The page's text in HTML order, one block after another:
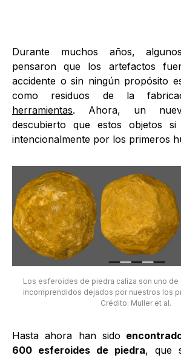
Durante muchos años,
pensaron que los artefactos
accidente o sin ningún propósito
como residuos de la
herramientas. Ahora, un
descubierto que estos objetos
intencionalmente por los primeros
Los esferoides de piedra caliza son uno
incomprendidos dejados por nuestros los
Crédito: Muller et al.
Hasta ahora han sido
600 esferoides de piedra, que